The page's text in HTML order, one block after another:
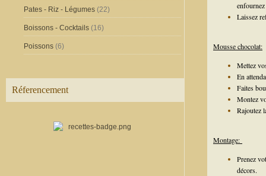
Pates - Riz - Légumes (22)
Boissons - Cocktails (16)
Poissons (6)
Réferencement
Laissez
Mousse chocolat:
Mettez
En
Faites
Montez
Rajoutez
Montage:
Prenez
décors.